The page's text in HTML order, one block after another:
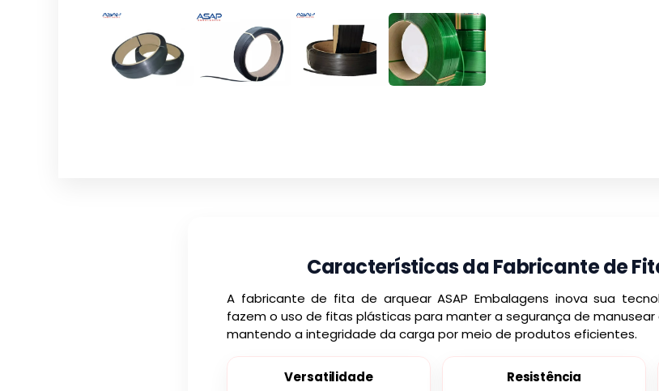
Características da Fabricante de
A fabricante de fita de arquear ASAP Embalagens inova sua
fazem o uso de fitas plásticas para manter a segurança de
mantendo a integridade da carga por meio de produtos eficientes.
Versatilidade Resistência